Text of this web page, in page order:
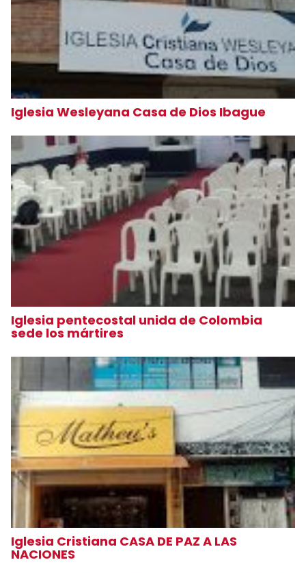
Iglesia Wesleyana Casa de Dios Ibague
Iglesia pentecostal unida de Colombia
sede los mártires
Iglesia Cristiana CASA DE PAZ A LAS
NACIONES